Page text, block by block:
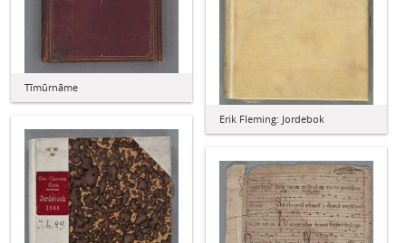
Erik Fleming: Jordebok
Tīmūrnāme